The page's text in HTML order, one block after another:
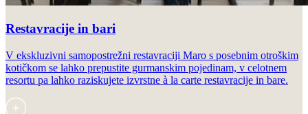
Restavracije in bari
V ekskluzivni samopostrežni restavraciji Maro s posebnim otroškim
kotičkom se lahko prepustite gurmanskim pojedinam, v celotnem
resortu pa lahko raziskujete izvrstne à la carte restavracije in bare.